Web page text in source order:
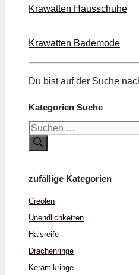
Krawatten Haus­schuhe
Krawatten Bade­mode
Du bist auf der Suche
Kategorien Suche
Suchen
nach:
zufällige Kategorien
Creolen
Unendlich­ketten
Hals­reife
Drachen­ringe
Keramik­ringe